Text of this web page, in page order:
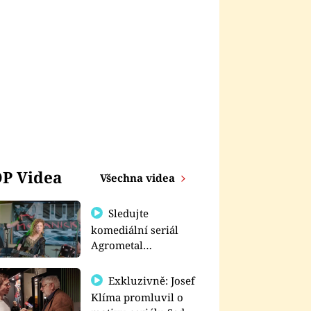
Videa Všechna videa
Sledujte
komediální seriál
Agrometal
prima+
Exkluzivně: Josef
Klíma promluvil o